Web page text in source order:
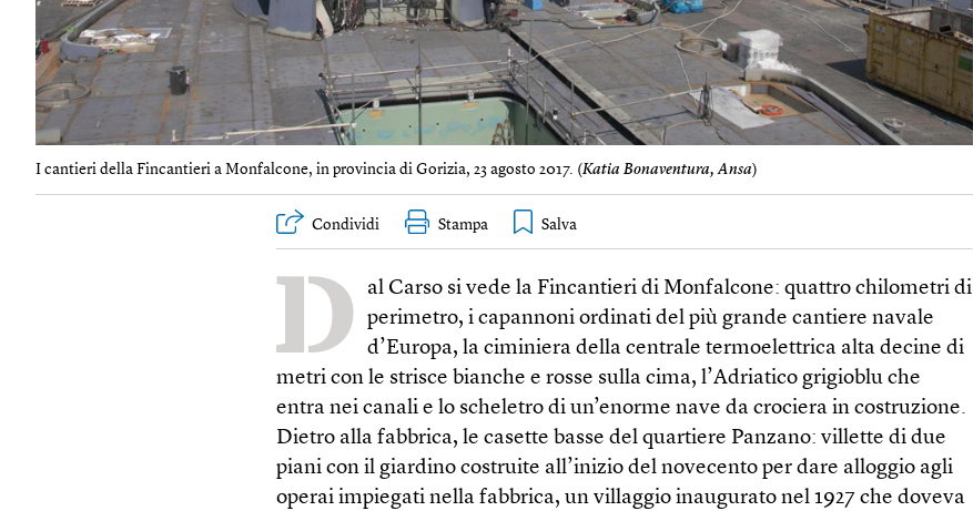
I cantieri della Fincantieri a Monfalcone, in provincia di Gorizia, 23 agosto 2017. (Katia Bonaventura, Ansa)
Condividi Stampa
D
al Carso si vede la Fincantieri di Monfalcone: quattro chilometri di
perimetro, i capannoni ordinati del più grande cantiere navale
d’Europa, la ciminiera della centrale termoelettrica alta decine di
metri con le strisce bianche e rosse sulla cima, l’Adriatico grigioblu che
entra nei canali e lo scheletro di un’enorme nave da crociera in costruzione.
Dietro alla fabbrica, le casette basse del quartiere Panzano: villette di due
piani con il giardino costruite all’inizio del novecento per dare alloggio agli
operai impiegati nella fabbrica, un villaggio inaugurato nel 1927 che doveva